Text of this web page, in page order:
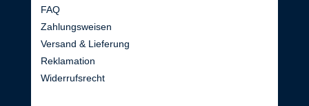
FAQ
Zahlungsweisen
Versand & Lieferung
Reklamation
Widerrufsrecht